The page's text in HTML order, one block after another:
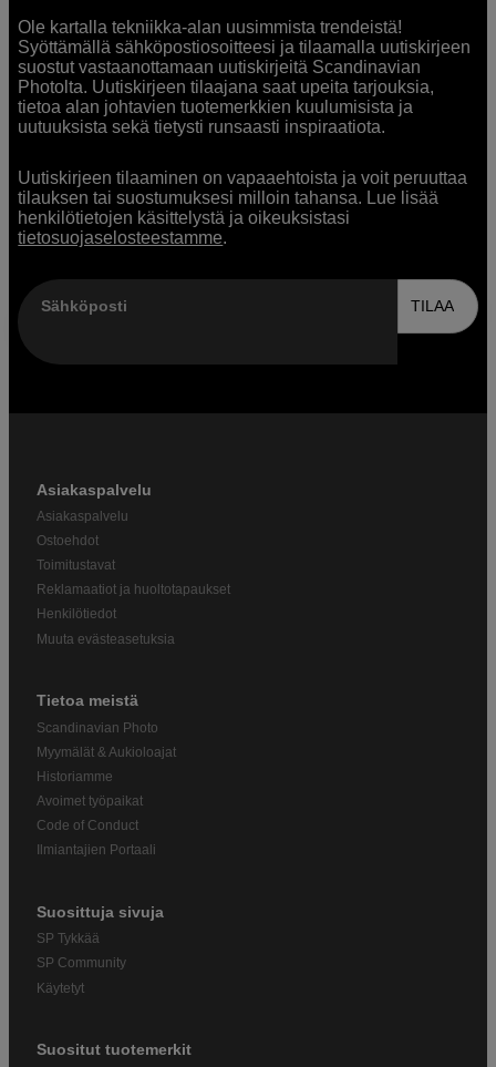
Ole kartalla tekniikka-alan uusimmista trendeistä!
Syöttämällä sähköpostiosoitteesi ja tilaamalla uutiskirjeen
suostut vastaanottamaan uutiskirjeitä Scandinavian
Photolta. Uutiskirjeen tilaajana saat upeita tarjouksia,
tietoa alan johtavien tuotemerkkien kuulumisista ja
uutuuksista sekä tietysti runsaasti inspiraatiota.
Uutiskirjeen tilaaminen on vapaaehtoista ja voit peruuttaa
tilauksen tai suostumuksesi milloin tahansa. Lue lisää
henkilötietojen käsittelystä ja oikeuksistasi
tietosuojaselosteestamme.
Sähköposti TILAA
Asiakaspalvelu
Asiakaspalvelu
Ostoehdot
Toimitustavat
Reklamaatiot ja huoltotapaukset
Henkilötiedot
Muuta evästeasetuksia
Tietoa meistä
Scandinavian Photo
Myymälät & Aukioloajat
Historiamme
Avoimet työpaikat
Code of Conduct
Ilmiantajien Portaali
Suosittuja sivuja
SP Tykkää
SP Community
Käytetyt
Suositut tuotemerkit